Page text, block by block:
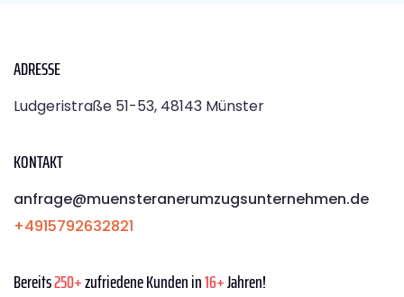
ADRESSE
Ludgeristraße 51-53, 48143 Münster
KONTAKT
anfrage@muensteranerumzugsunternehmen.de
+4915792632821
Bereits250+zufriedene Kunden in16+Jahren!